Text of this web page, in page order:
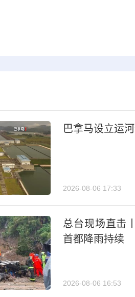
巴拿马设立运
2026-08-06 17:33
总台现场直击
首都降雨持续
2026-08-06 16:53